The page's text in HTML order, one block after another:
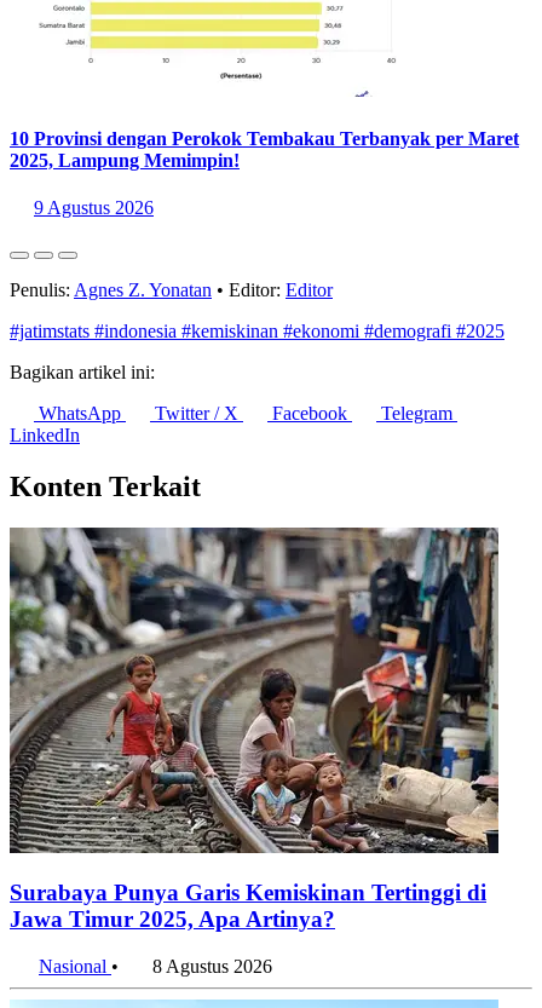
10 Provinsi dengan Perokok Tembakau Terbanyak per Maret
2025, Lampung Memimpin!
9 Agustus 2026
Penulis: Agnes Z. Yonatan • Editor: Editor
#jatimstats #indonesia #kemiskinan #ekonomi #demografi #2025
Bagikan artikel ini:
WhatsApp
Twitter / X Facebook
Telegram
LinkedIn
Konten Terkait
Surabaya Punya Garis Kemiskinan Tertinggi di
Jawa Timur 2025, Apa Artinya?
Nasional • 8 Agustus 2026